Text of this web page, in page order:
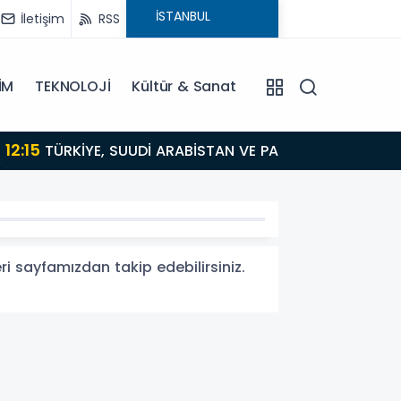
İletişim RSS
TEKNOLOJİ Kültür & Sanat
sayfamızdan takip edebilirsiniz.